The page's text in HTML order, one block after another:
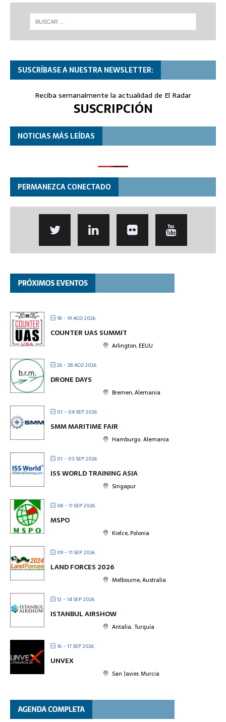
SUSCRÍBASE A NUESTRA NEWSLETTER:
Reciba semanalmente la actualidad de El Radar
SUSCRIPCIÓN
NOTICIAS MÁS LEÍDAS
PERMANEZCA CONECTADO
18 - 19 AGO 2026
COUNTER UAS SUMMIT
Arlington, EEUU
26 - 28 AGO 2026
DRONE DAYS
Bremen, Alemania
01 - 04 SEP 2026
SMM MARITIME FAIR
Hamburgo. Alemania
01 - 03 SEP 2026
ISS WORLD TRAINING ASIA
Singapur
08 - 11 SEP 2026
MSPO
Kielce, Polonia
09 - 11 SEP 2026
LAND FORCES 2026
Melbourne, Australia
12 - 14 SEP 2026
ISTANBUL AIRSHOW
Antalia. Turquía
16 - 17 SEP 2026
UNVEX
San Javier, Murcia